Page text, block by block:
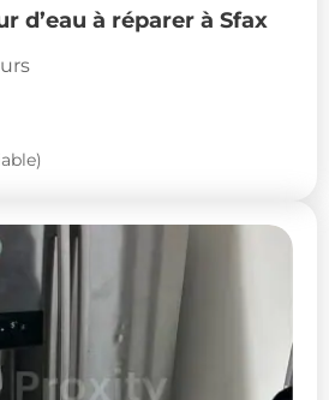
d’eau à réparer à Sfax